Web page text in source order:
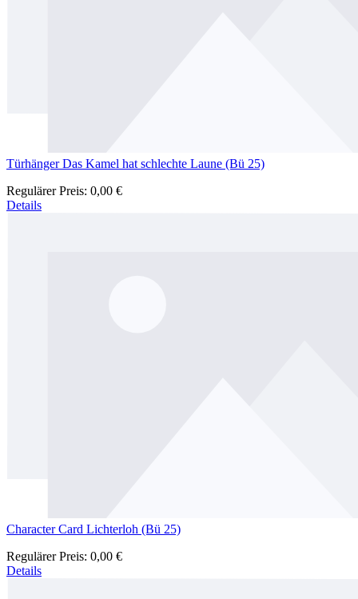
Türhänger Das Kamel hat schlechte Laune (Bü 25)
Regulärer Preis: 0,00 €
Details
Character Card Lichterloh (Bü 25)
Regulärer Preis: 0,00 €
Details